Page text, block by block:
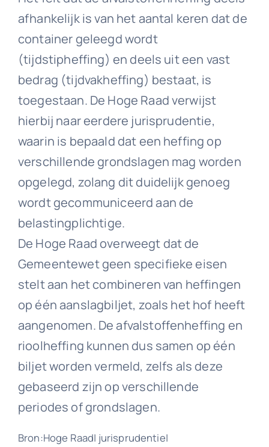
afhankelijk is van het aantal keren dat de
container geleegd wordt
(tijdstipheffing) en deels uit een vast
bedrag (tijdvakheffing) bestaat, is
toegestaan. De Hoge Raad verwijst
hierbij naar eerdere jurisprudentie,
waarin is bepaald dat een heffing op
verschillende grondslagen mag worden
opgelegd, zolang dit duidelijk genoeg
wordt gecommuniceerd aan de
belastingplichtige.
De Hoge Raad overweegt dat de
Gemeentewet geen specifieke eisen
stelt aan het combineren van heffingen
op één aanslagbiljet, zoals het hof heeft
aangenomen. De afvalstoffenheffing en
rioolheffing kunnen dus samen op één
biljet worden vermeld, zelfs als deze
gebaseerd zijn op verschillende
periodes of grondslagen.
Bron:Hoge Raad| jurisprudentie|